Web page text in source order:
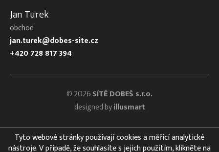
Jan Turek
obchod
jan.turek@dobes-site.cz
+420 728 817 394
© 2026SÍTĚ DOBEŠ s.r.o.
designed byillusmart
Tyto webové stránky používají cookies a měřící analytické
nástroje. V případě, že souhlasíte s jejich použitím, klikněte na